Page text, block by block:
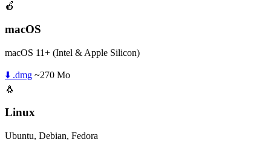
🍎
macOS
macOS 11+ (Intel & Apple Silicon)
⬇️ .dmg ~270 Mo
🐧
Linux
Ubuntu, Debian, Fedora